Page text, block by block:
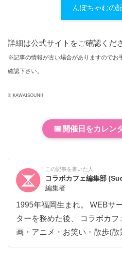
んぽちゃむの
詳細は公式サイトをご確認くだ
※記事の情報が古い場合がありますのでお
確認下さい。
© KAWAISOUNI!
📅 開催日をカレン
この記事を書いた人
コラボカフェ編集部
編集者
1995年福岡生まれ。 WEBサ
ターを務めた後、 コラボカ
画・アニメ・お笑い・散歩(散